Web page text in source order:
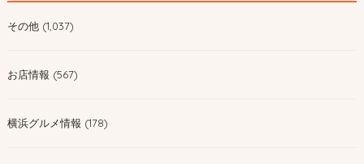
その他 (1,037)
お店情報 (567)
横浜グルメ情報 (178)